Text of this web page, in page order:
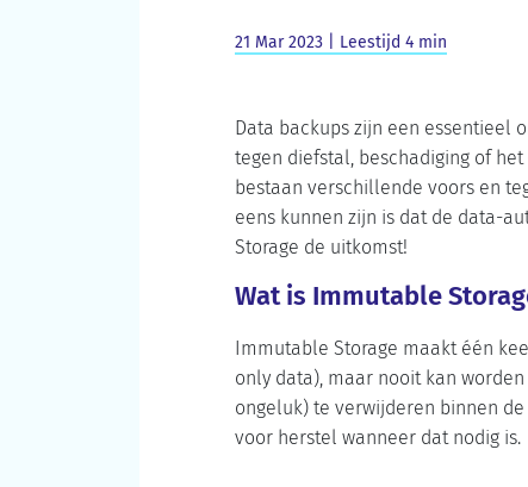
21 Mar 2023 | Leestijd 4 min
Data backups zijn een essentieel
tegen diefstal, beschadiging of
bestaan verschillende voors en
eens kunnen zijn is dat de data-
Storage de uitkomst!
Wat is Immutable
Immutable Storage maakt één
only data), maar nooit kan
ongeluk) te verwijderen binnen
voor herstel wanneer dat nodig is.